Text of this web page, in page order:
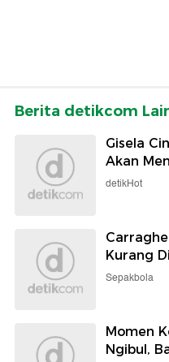
Berita detikcom
Gisela
Akan
detikHot
Kurang
Sepakbola
Momen
Ngibul,